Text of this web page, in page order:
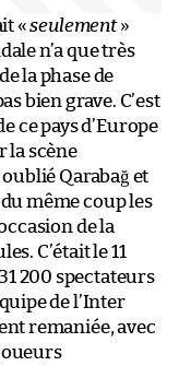
«seulement»
n’a que très
la phase de
bien grave. C’est
ce pays d’Europe
la scène
Qarabağ et
même coup les
de la
C’était le 11
200 spectateurs
de l’Inter
remaniée, avec